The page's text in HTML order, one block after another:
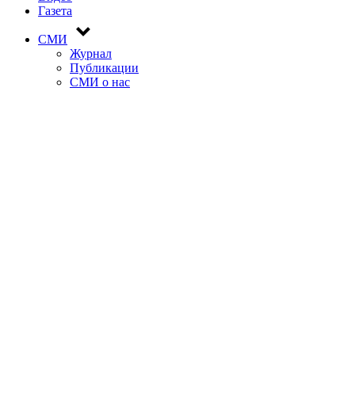
Газета
СМИ
Журнал
Публикации
СМИ о нас